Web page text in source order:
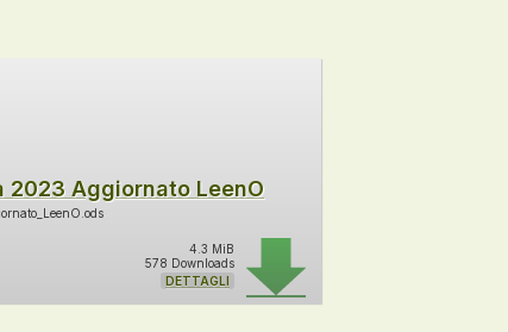
2023 Aggiornato LeenO
4.3 MiB
578 Downloads
DETTAGLI